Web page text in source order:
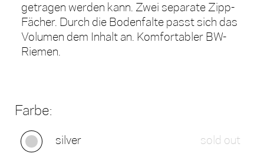
getragen werden kann. Zwei separate Zipp-
Fächer. Durch die Bodenfalte passt sich das
Volumen dem Inhalt an. Komfortabler BW-
Riemen.
Farbe:
silver sold out